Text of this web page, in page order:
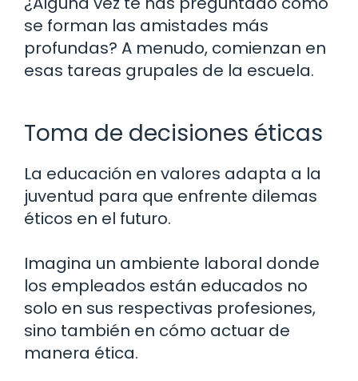
se forman las amistades más
profundas? A menudo, comienzan en
esas tareas grupales de la escuela.
Toma de decisiones éticas
La educación en valores adapta a la
juventud para que enfrente dilemas
éticos en el futuro.
Imagina un ambiente laboral donde
los empleados están educados no
solo en sus respectivas profesiones,
sino también en cómo actuar de
manera ética.